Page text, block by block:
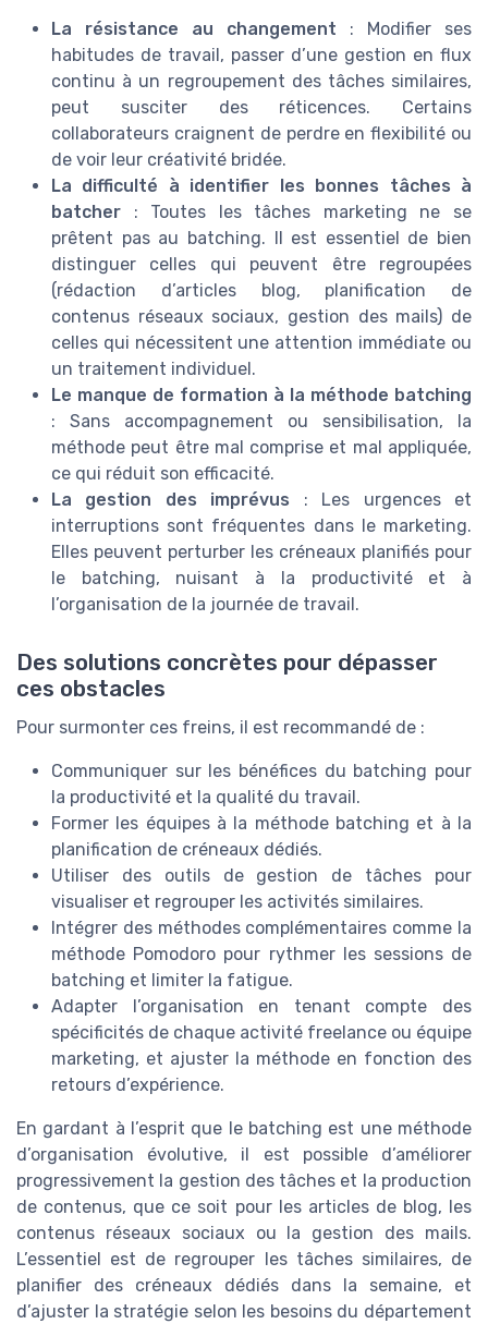
La résistance au changement : Modifier ses
habitudes de travail, passer d’une gestion en flux
continu à un regroupement des tâches similaires,
peut susciter des réticences. Certains
collaborateurs craignent de perdre en flexibilité ou
de voir leur créativité bridée.
La difficulté à identifier les bonnes tâches à
batcher : Toutes les tâches marketing ne se
prêtent pas au batching. Il est essentiel de bien
distinguer celles qui peuvent être regroupées
(rédaction d’articles blog, planification de
contenus réseaux sociaux, gestion des mails) de
celles qui nécessitent une attention immédiate ou
un traitement individuel.
Le manque de formation à la méthode batching
: Sans accompagnement ou sensibilisation, la
méthode peut être mal comprise et mal appliquée,
ce qui réduit son efficacité.
La gestion des imprévus : Les urgences et
interruptions sont fréquentes dans le marketing.
Elles peuvent perturber les créneaux planifiés pour
le batching, nuisant à la productivité et à
l’organisation de la journée de travail.
Des solutions concrètes pour dépasser
ces obstacles
Pour surmonter ces freins, il est recommandé de :
Communiquer sur les bénéfices du batching pour
la productivité et la qualité du travail.
Former les équipes à la méthode batching et à la
planification de créneaux dédiés.
Utiliser des outils de gestion de tâches pour
visualiser et regrouper les activités similaires.
Intégrer des méthodes complémentaires comme la
méthode Pomodoro pour rythmer les sessions de
batching et limiter la fatigue.
Adapter l’organisation en tenant compte des
spécificités de chaque activité freelance ou équipe
marketing, et ajuster la méthode en fonction des
retours d’expérience.
En gardant à l’esprit que le batching est une méthode
d’organisation évolutive, il est possible d’améliorer
progressivement la gestion des tâches et la production
de contenus, que ce soit pour les articles de blog, les
contenus réseaux sociaux ou la gestion des mails.
L’essentiel est de regrouper les tâches similaires, de
planifier des créneaux dédiés dans la semaine, et
d’ajuster la stratégie selon les besoins du département